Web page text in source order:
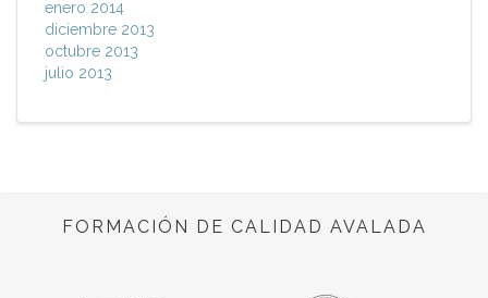
enero 2014
diciembre 2013
octubre 2013
julio 2013
FORMACIÓN DE CALIDAD AVALADA